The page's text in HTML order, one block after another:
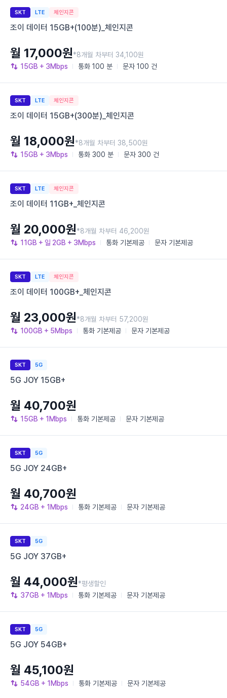
SKT LTE 체인지콘
조이 데이터 15GB+(100분)_체인지콘
15GB + 3Mbps 통화 100 분 문자 100 건
월 17,000원*8개월 차부터 34,100원
SKT LTE 체인지콘
조이 데이터 15GB+(300분)_체인지콘
15GB + 3Mbps 통화 300 분 문자 300 건
월 18,000원*8개월 차부터 38,500원
SKT LTE 체인지콘
조이 데이터 11GB+_체인지콘
11GB + 일 2GB + 3Mbps 통화 기본제공 문자 기본제공
월 20,000원*8개월 차부터 46,200원
SKT LTE 체인지콘
조이 데이터 100GB+_체인지콘
100GB + 5Mbps 통화 기본제공 문자 기본제공
월 23,000원*8개월 차부터 57,200원
SKT 5G
5G JOY 15GB+
15GB + 1Mbps 통화 기본제공 문자 기본제공
월 40,700원
SKT 5G
5G JOY 24GB+
24GB + 1Mbps 통화 기본제공 문자 기본제공
월 40,700원
SKT 5G
5G JOY 37GB+
37GB + 1Mbps 통화 기본제공 문자 기본제공
월 44,000원*평생할인
SKT 5G
5G JOY 54GB+
54GB + 1Mbps 통화 기본제공 문자 기본제공
월 45,100원